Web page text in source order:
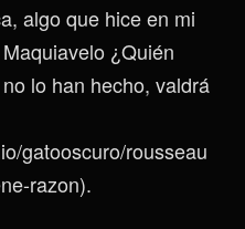
algo que hice en mi
¿Quién
lo han hecho, valdrá
gatooscuro/rousseau
razon).